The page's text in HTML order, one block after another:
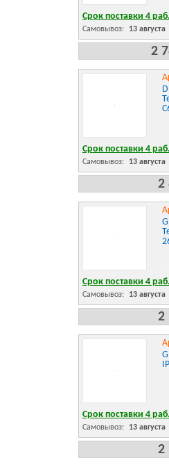
Срок поставки 4
Самовывоз: 13 августа
2
Срок поставки 4
Самовывоз: 13 августа
2
Срок поставки 4
Самовывоз: 13 августа
2
Срок поставки 4
Самовывоз: 13 августа
2